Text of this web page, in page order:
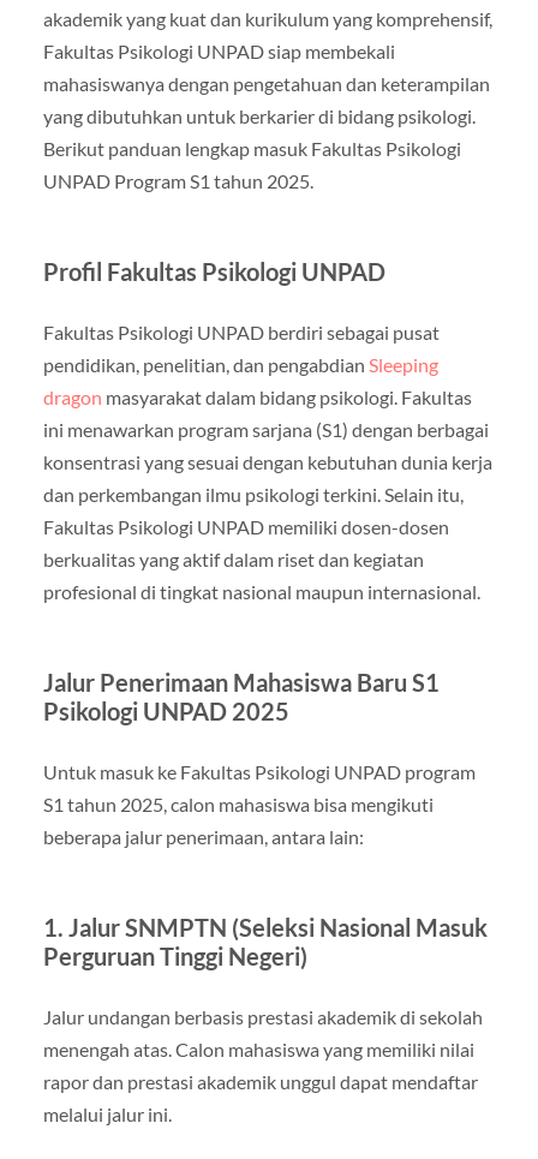
akademik yang kuat dan kurikulum yang komprehensif,
Fakultas Psikologi UNPAD siap membekali
mahasiswanya dengan pengetahuan dan keterampilan
yang dibutuhkan untuk berkarier di bidang psikologi.
Berikut panduan lengkap masuk Fakultas Psikologi
UNPAD Program S1 tahun 2025.
Profil Fakultas Psikologi UNPAD
Fakultas Psikologi UNPAD berdiri sebagai pusat
pendidikan, penelitian, dan pengabdian Sleeping
dragon masyarakat dalam bidang psikologi. Fakultas
ini menawarkan program sarjana (S1) dengan berbagai
konsentrasi yang sesuai dengan kebutuhan dunia kerja
dan perkembangan ilmu psikologi terkini. Selain itu,
Fakultas Psikologi UNPAD memiliki dosen-dosen
berkualitas yang aktif dalam riset dan kegiatan
profesional di tingkat nasional maupun internasional.
Jalur Penerimaan Mahasiswa Baru S1
Psikologi UNPAD 2025
Untuk masuk ke Fakultas Psikologi UNPAD program
S1 tahun 2025, calon mahasiswa bisa mengikuti
beberapa jalur penerimaan, antara lain:
1. Jalur SNMPTN (Seleksi Nasional Masuk
Perguruan Tinggi Negeri)
Jalur undangan berbasis prestasi akademik di sekolah
menengah atas. Calon mahasiswa yang memiliki nilai
rapor dan prestasi akademik unggul dapat mendaftar
melalui jalur ini.